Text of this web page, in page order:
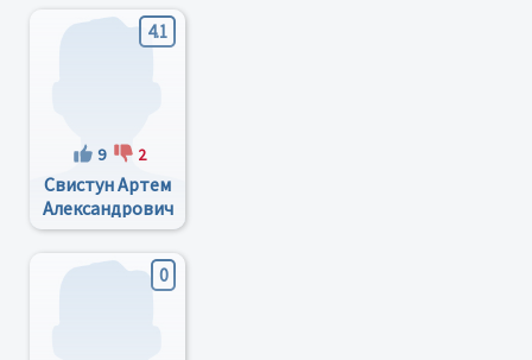
4.1
9 2
Свистун Артем
Александрович
0